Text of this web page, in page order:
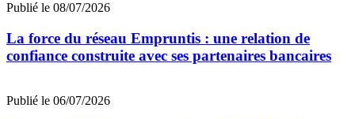
Publié le 08/07/2026
La force du réseau Empruntis : une relation de
confiance construite avec ses partenaires bancaires
Publié le 06/07/2026